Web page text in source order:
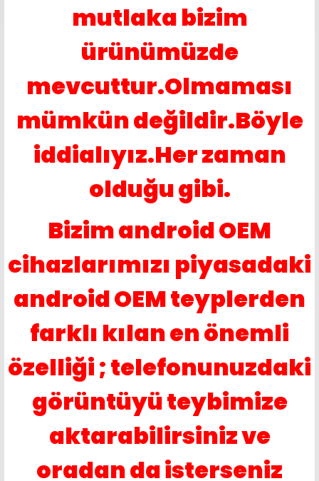
mutlaka bizim
ürünümüzde
mevcuttur.Olmaması
mümkün değildir.Böyle
iddialıyız.Her zaman
olduğu gibi.
Bizim android OEM
cihazlarımızı piyasadaki
android OEM teyplerden
farklı kılan en önemli
özelliği ; telefonunuzdaki
görüntüyü teybimize
aktarabilirsiniz ve
oradan da isterseniz